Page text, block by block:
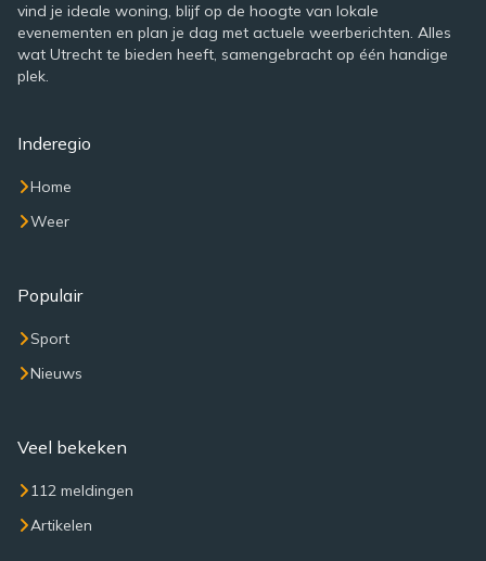
vind je ideale woning, blijf op de hoogte van lokale
evenementen en plan je dag met actuele weerberichten. Alles
wat Utrecht te bieden heeft, samengebracht op één handige
plek.
Inderegio
Home
Weer
Populair
Sport
Nieuws
Veel bekeken
112 meldingen
Artikelen